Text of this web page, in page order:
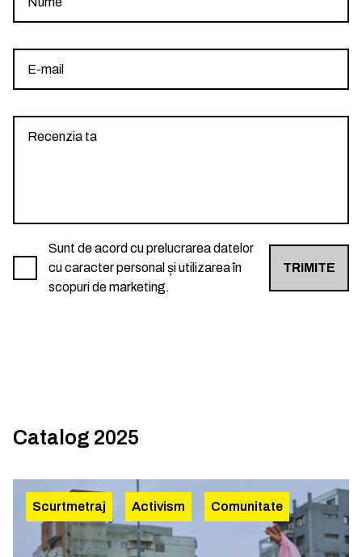
Sunt de acord cu prelucrarea datelor
cu caracter personal și utilizarea în
scopuri de marketing.
TRIMITE
Catalog 2025
Scurtmetraj Activism Comunitate